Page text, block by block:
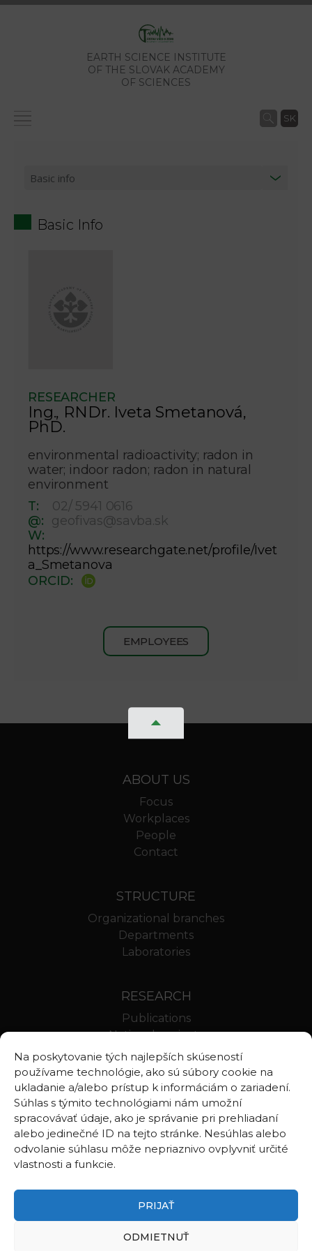
Na poskytovanie tých najlepších skúseností
používame technológie, ako sú súbory cookie na
ukladanie a/alebo prístup k informáciám o zariadení.
Súhlas s týmito technológiami nám umožní
spracovávať údaje, ako je správanie pri prehliadaní
alebo jedinečné ID na tejto stránke. Nesúhlas alebo
odvolanie súhlasu môže nepriaznivo ovplyvniť určité
vlastnosti a funkcie.
PRIJAŤ
ODMIETNUŤ
EARTH SCIENCE INSTITUTE
OF THE SLOVAK ACADEMY
OF SCIENCES
SK
Basic Info
RESEARCHER
Ing., RNDr. Iveta Smetanová,
PhD.
environmental radioactivity; radon in
water; indoor radon; radon in natural
environment
T:
02/ 5941 0616
@: geofivas@savba.sk
W:
https://www.researchgate.net/profile/Ivet
a_Smetanova
ORCID:
EMPLOYEES
ABOUT US
Focus
Workplaces
People
Contact
STRUCTURE
Organizational branches
Departments
Laboratories
RESEARCH
Publications
National projects
International projects
Scientific results
LINKS
Geologica Carpathica
Contributions to Geophysics and Geodesy